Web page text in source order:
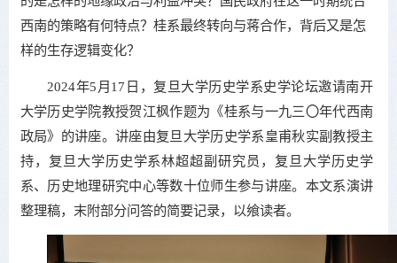
西南的策略有何特点？桂系最终转向与蒋合作，背后又是怎
样的生存逻辑变化？
2024年5月17日，复旦大学历史学系史学论坛邀请南开
大学历史学院教授贺江枫作题为《桂系与一九三〇年代西南
政局》的讲座。讲座由复旦大学历史学系皇甫秋实副教授主
持，复旦大学历史学系林超超副研究员，复旦大学历史学
系、历史地理研究中心等数十位师生参与讲座。本文系演讲
整理稿，末附部分问答的简要记录，以飨读者。